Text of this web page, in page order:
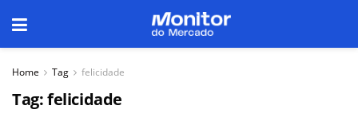
Home Tag felicidade
Tag:felicidade